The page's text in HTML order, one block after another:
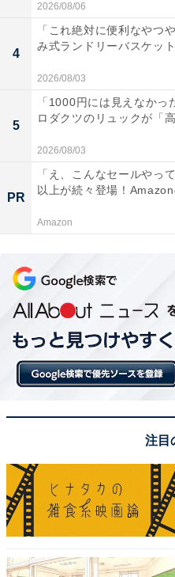
【今日チェックしたい
気商品5選
THE NORTH FACE「
[THE NORTH
THE NORTH FACE「
2026/08/06
4
「これ絶対に便利なやつ
み式ランドリーバスケッ
2026/08/03
5
「1000円には見えなか
ロダクツのリュックが「
2026/08/03
PR
「え、こんなセールやっ
以上が続々登場！Amazon
Amazon
注目